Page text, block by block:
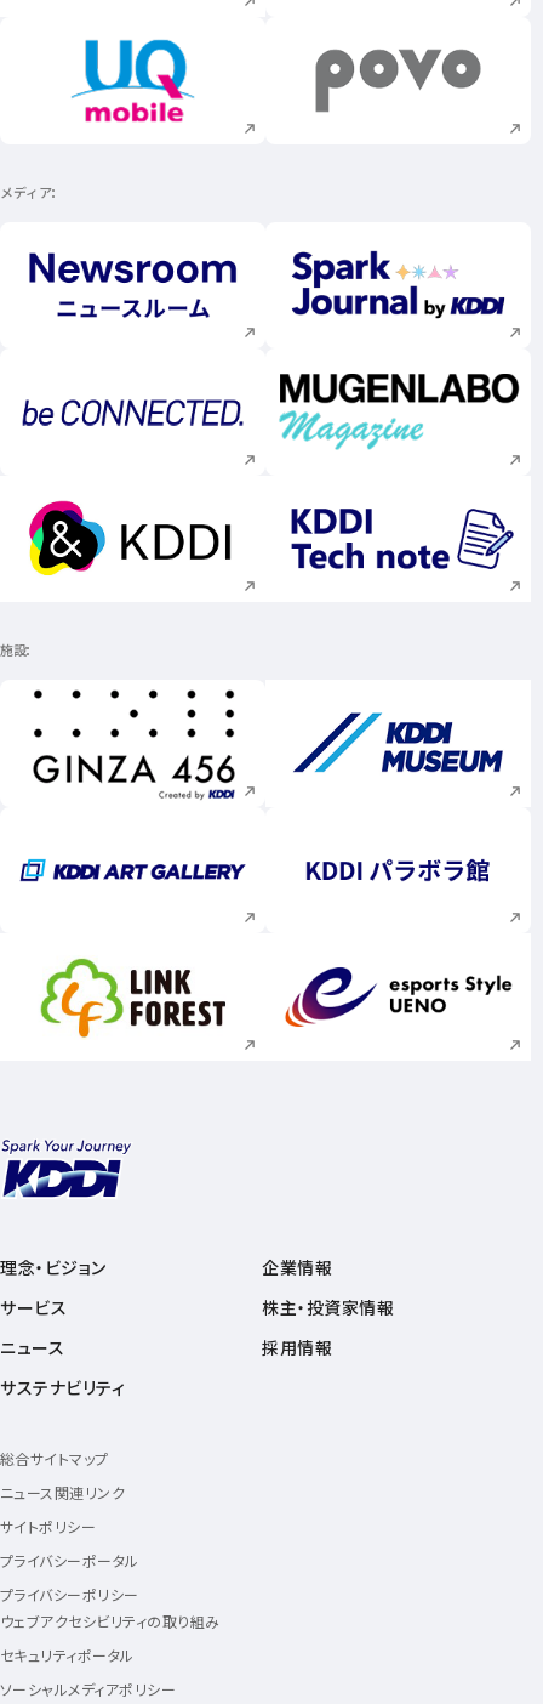
新規ウィンドウで開く 新規ウィンドウで
メディア
新規ウィンドウで開く 新規ウィンドウで
新規ウィンドウで開く 新規ウィンドウで
新規ウィンドウで開く 新規ウィンドウで
施設
新規ウィンドウで開く 新規ウィンドウで
新規ウィンドウで開く 新規ウィンドウで
新規ウィンドウで開く 新規ウィンドウで
理念・ビジョン
サービス
ニュース
サステナビリティ
企業情報
株主・投資家情報
採用情報
総合サイトマップ
ニュース関連リンク
サイトポリシー
プライバシーポータル
プライバシーポリシー
ウェブアクセシビリティの取り組み
セキュリティポータル
ソーシャルメディアポリシー